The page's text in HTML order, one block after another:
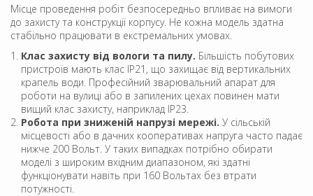
Місце проведення робіт безпосередньо впливає на вимоги
до захисту та конструкції корпусу. Не кожна модель здатна
стабільно працювати в екстремальних умовах.
Клас захисту від вологи та пилу. Більшість побутових
пристроїв мають клас IP21, що захищає від вертикальних
крапель води. Професійний зварювальний апарат для
роботи на вулиці або в запилених цехах повинен мати
вищий клас захисту, наприклад IP23.
Робота при зниженій напрузі мережі. У сільській
місцевості або в дачних кооперативах напруга часто падає
нижче 200 Вольт. У таких випадках потрібно обирати
моделі з широким вхідним диапазоном, які здатні
функціонувати навіть при 160 Вольтах без втрати
потужності.